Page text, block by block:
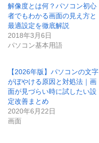
解像度とは何？パソコン初心
者でもわかる画面の見え方と
最適設定を徹底解説
2018年3月6日
パソコン基本用語
【2026年版】パソコンの文字
がぼやける原因と対処法｜画
面が見づらい時に試したい設
定改善まとめ
2020年6月22日
画面